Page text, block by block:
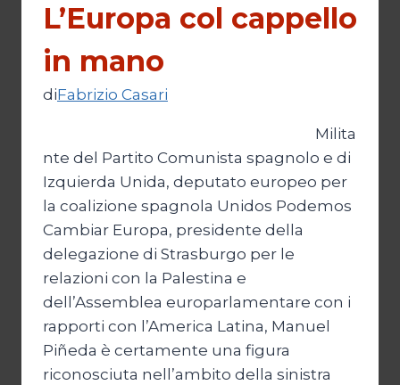
L’Europa col cappello
in mano
diFabrizio Casari
Milita
nte del Partito Comunista spagnolo e di
Izquierda Unida, deputato europeo per
la coalizione spagnola Unidos Podemos
Cambiar Europa, presidente della
delegazione di Strasburgo per le
relazioni con la Palestina e
dell’Assemblea europarlamentare con i
rapporti con l’America Latina, Manuel
Piñeda è certamente una figura
riconosciuta nell’ambito della sinistra